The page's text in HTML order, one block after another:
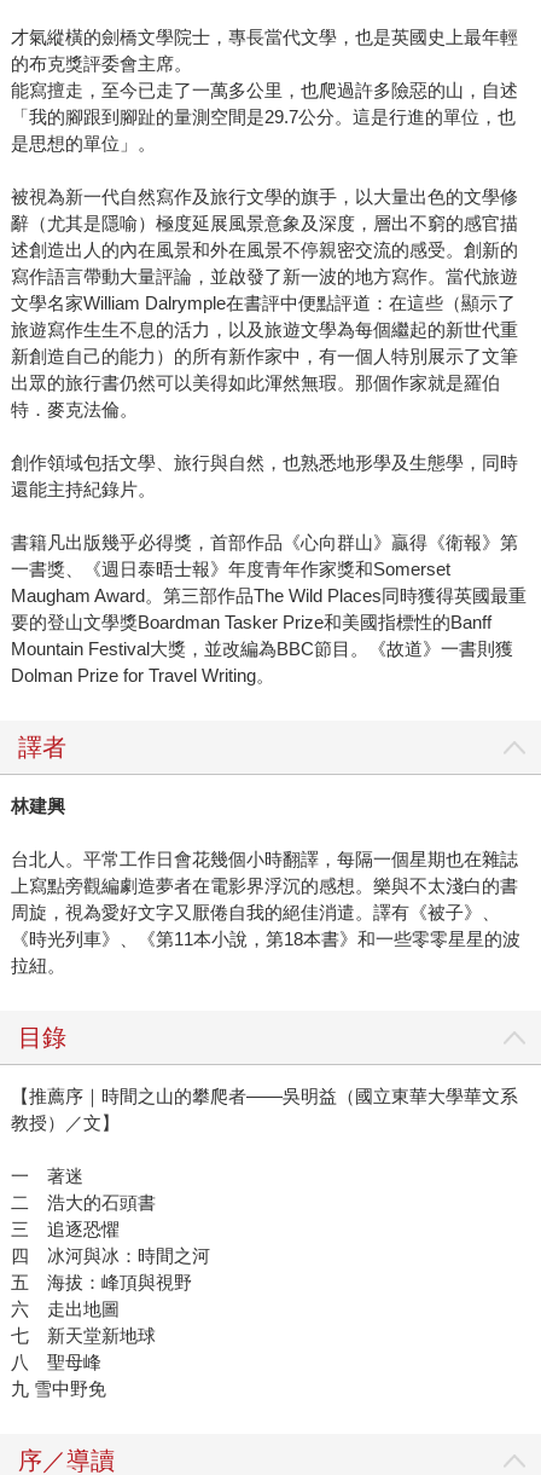
才氣縱橫的劍橋文學院士，專長當代文學，也是英國史上最年輕
的布克獎評委會主席。
能寫擅走，至今已走了一萬多公里，也爬過許多險惡的山，自述
「我的腳跟到腳趾的量測空間是29.7公分。這是行進的單位，也
是思想的單位」。
被視為新一代自然寫作及旅行文學的旗手，以大量出色的文學修
辭（尤其是隱喻）極度延展風景意象及深度，層出不窮的感官描
述創造出人的內在風景和外在風景不停親密交流的感受。創新的
寫作語言帶動大量評論，並啟發了新一波的地方寫作。當代旅遊
文學名家William Dalrymple在書評中便點評道：在這些（顯示了
旅遊寫作生生不息的活力，以及旅遊文學為每個繼起的新世代重
新創造自己的能力）的所有新作家中，有一個人特別展示了文筆
出眾的旅行書仍然可以美得如此渾然無瑕。那個作家就是羅伯
特．麥克法倫。
創作領域包括文學、旅行與自然，也熟悉地形學及生態學，同時
還能主持紀錄片。
書籍凡出版幾乎必得獎，首部作品《心向群山》贏得《衛報》第
一書獎、《週日泰晤士報》年度青年作家獎和Somerset
Maugham Award。第三部作品The Wild Places同時獲得英國最重
要的登山文學獎Boardman Tasker Prize和美國指標性的Banff
Mountain Festival大獎，並改編為BBC節目。《故道》一書則獲
Dolman Prize for Travel Writing。
譯者
林建興
台北人。平常工作日會花幾個小時翻譯，每隔一個星期也在雜誌
上寫點旁觀編劇造夢者在電影界浮沉的感想。樂與不太淺白的書
周旋，視為愛好文字又厭倦自我的絕佳消遣。譯有《被子》、
《時光列車》、《第11本小說，第18本書》和一些零零星星的波
拉紐。
目錄
【推薦序｜時間之山的攀爬者——吳明益（國立東華大學華文系
教授）／文】
一 著迷
二 浩大的石頭書
三 追逐恐懼
四 冰河與冰：時間之河
五 海拔：峰頂與視野
六 走出地圖
七 新天堂新地球
八 聖母峰
九 雪中野免
序／導讀